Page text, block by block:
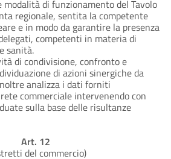
modalità di funzionamento del Tavolo
regionale, sentita la competente
e in modo da garantire la presenza
competenti in materia di
sanità.
di condivisione, confronto e
di azioni sinergiche da
analizza i dati forniti
commerciale intervenendo con
sulla base delle risultanze
Art. 12
del commercio)